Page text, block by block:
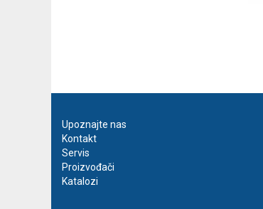
Upoznajte nas
Kontakt
Servis
Proizvođači
Katalozi